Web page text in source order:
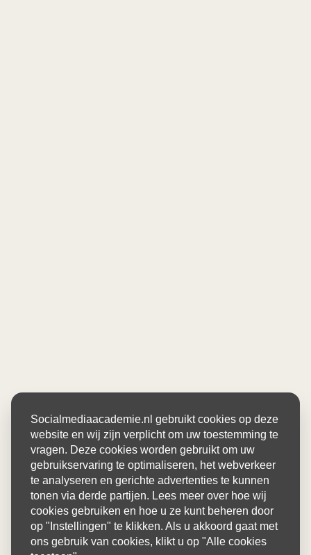
Socialmediaacademie.nl gebruikt cookies op deze
website en wij zijn verplicht om uw toestemming te
vragen. Deze cookies worden gebruikt om uw
gebruikservaring te optimaliseren, het webverkeer
te analyseren en gerichte advertenties te kunnen
tonen via derde partijen. Lees meer over hoe wij
cookies gebruiken en hoe u ze kunt beheren door
op "Instellingen" te klikken. Als u akkoord gaat met
ons gebruik van cookies, klikt u op "Alle cookies